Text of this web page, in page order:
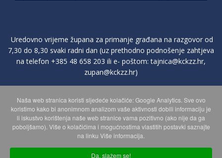
Uredovno vrijeme župana za primanje građana na razgovor od
7,30 do 8,30 svaki radni dan (uz prethodno podnošenje zahtjeva
na telefon +385 48 658 203 ili e- poštom:tajnica@kckzz.hr,
zupan@kckzz.hr)
POLITIKA ZAŠTITE PRIVATNOSTI OSOBNIH PODATAKA
MAPA WEBA
Naša web stranica koristi sljedeće kolačiće: Google Analytics. Sve ovo
koristimo kako bi anonimnom analizom vaše aktivnosti dobili informaciju je
li iskustvo korištenja naše web stranice vama pozitivno (ako nije da ga
poboljšamo). Više o kolačićima i mogućnostima vlastitih postavki saznajte
na linku Više informacija.
Da, slažem se!